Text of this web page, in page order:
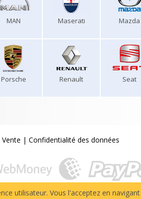
MAN Maserati Mazda
Porsche Renault Seat
| Confidentialité des données
utilisateur. Vous l'acceptez en